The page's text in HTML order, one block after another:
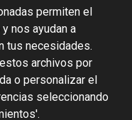
permiten el
nos ayudan a
tus necesidades.
archivos por
o personalizar el
seleccionando